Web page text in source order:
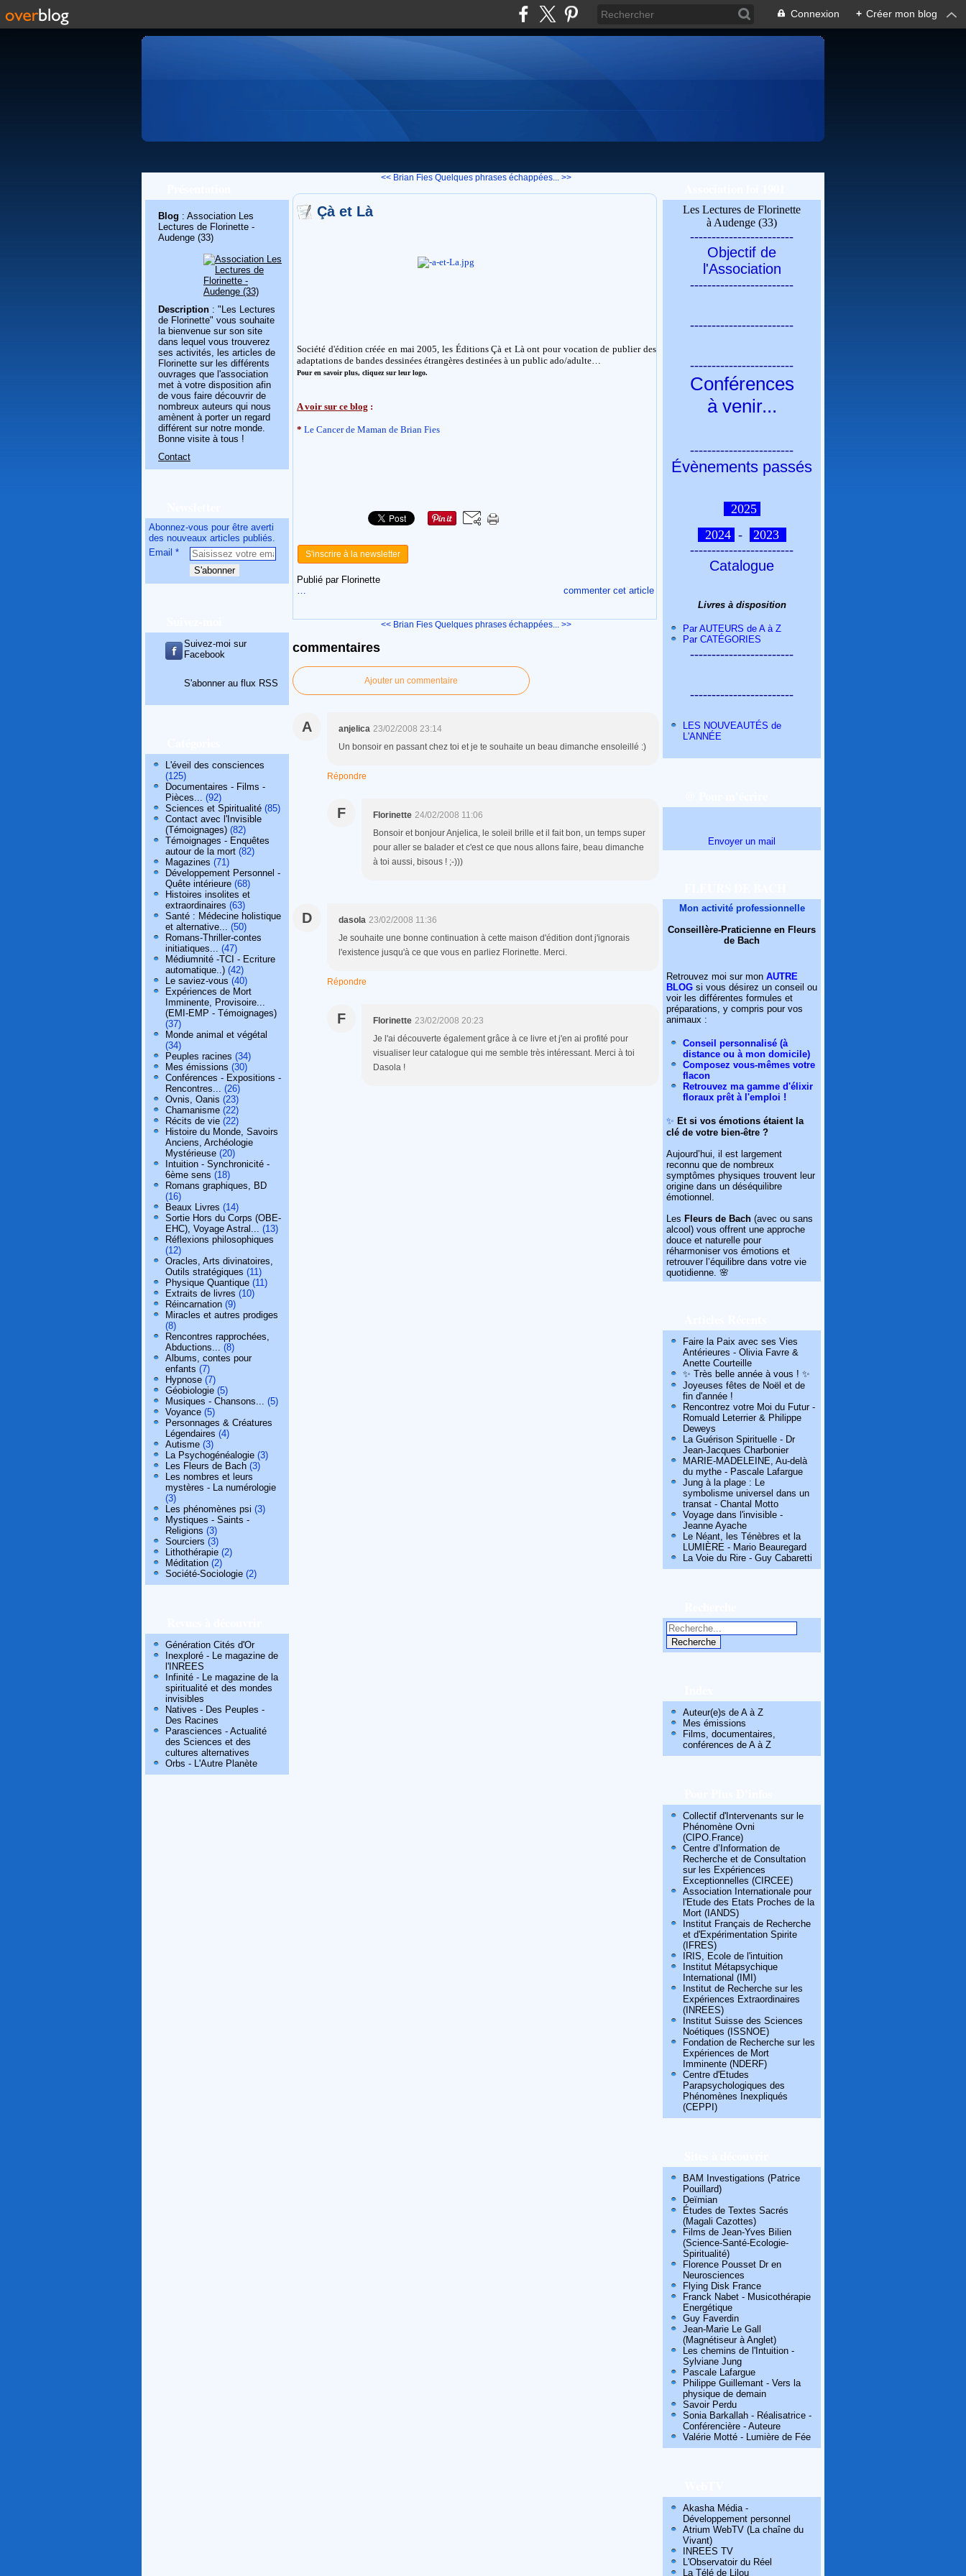
Connexion + Créer mon blog
Blog : Association Les
Lectures de Florinette -
Audenge (33)
Description : "Les Lectures
de Florinette" vous souhaite
la bienvenue sur son site
dans lequel vous trouverez
ses activités, les articles de
Florinette sur les différents
ouvrages que l'association
met à votre disposition afin
de vous faire découvrir de
nombreux auteurs qui nous
amènent à porter un regard
différent sur notre monde.
Bonne visite à tous !
Contact
Abonnez-vous pour être averti
des nouveaux articles publiés.
Email
Suivez-moi sur
Facebook
S'abonner au flux RSS
L'éveil des consciences
(125)
Documentaires - Films -
Pièces... (92)
Sciences et Spiritualité (85)
Contact avec l'Invisible
(Témoignages) (82)
Témoignages - Enquêtes
autour de la mort (82)
Magazines (71)
Développement Personnel -
Quête intérieure (68)
Histoires insolites et
extraordinaires (63)
Santé : Médecine holistique
et alternative... (50)
Romans-Thriller-contes
initiatiques... (47)
Médiumnité -TCI - Ecriture
automatique..) (42)
Le saviez-vous (40)
Expériences de Mort
Imminente, Provisoire...
(EMI-EMP - Témoignages)
(37)
Monde animal et végétal
(34)
Peuples racines (34)
Mes émissions (30)
Conférences - Expositions -
Rencontres... (26)
Ovnis, Oanis (23)
Chamanisme (22)
Récits de vie (22)
Histoire du Monde, Savoirs
Anciens, Archéologie
Mystérieuse (20)
Intuition - Synchronicité -
6ème sens (18)
Romans graphiques, BD
(16)
Beaux Livres (14)
Sortie Hors du Corps (OBE-
EHC), Voyage Astral... (13)
Réflexions philosophiques
(12)
Oracles, Arts divinatoires,
Outils stratégiques (11)
Physique Quantique (11)
Extraits de livres (10)
Réincarnation (9)
Miracles et autres prodiges
(8)
Rencontres rapprochées,
Abductions... (8)
Albums, contes pour
enfants (7)
Hypnose (7)
Géobiologie (5)
Musiques - Chansons... (5)
Voyance (5)
Personnages & Créatures
Légendaires (4)
Autisme (3)
La Psychogénéalogie (3)
Les Fleurs de Bach (3)
Les nombres et leurs
mystères - La numérologie
(3)
Les phénomènes psi (3)
Mystiques - Saints -
Religions (3)
Sourciers (3)
Lithothérapie (2)
Méditation (2)
Société-Sociologie (2)
Génération Cités d'Or
Inexploré - Le magazine de
l'INREES
Infinité - Le magazine de la
spiritualité et des mondes
invisibles
Natives - Des Peuples -
Des Racines
Parasciences - Actualité
des Sciences et des
cultures alternatives
Orbs - L'Autre Planète
<< Brian Fies Quelques phrases échappées... >>
Çà et Là
Société d'édition créée en mai 2005, les Éditions Çà et Là ont pour vocation de publier des
adaptations de bandes dessinées étrangères destinées à un public ado/adulte…
Pour en savoir plus, cliquez sur leur logo.
A voir sur ce blog :
* Le Cancer de Maman de Brian Fies
S'inscrire à la newsletter
Publié par Florinette
commenter cet article
…
<< Brian Fies Quelques phrases échappées... >>
commentaires
Ajouter un commentaire
A anjelica 23/02/2008 23:14
Un bonsoir en passant chez toi et je te souhaite un beau dimanche ensoleillé :)
Répondre
F Florinette 24/02/2008 11:06
Bonsoir et bonjour Anjelica, le soleil brille et il fait bon, un temps super
pour aller se balader et c'est ce que nous allons faire, beau dimanche
à toi aussi, bisous ! ;-)))
D dasola 23/02/2008 11:36
Je souhaite une bonne continuation à cette maison d'édition dont j'ignorais
l'existence jusqu'à ce que vous en parliez Florinette. Merci.
Répondre
F Florinette 23/02/2008 20:23
Je l'ai découverte également grâce à ce livre et j'en ai profité pour
visualiser leur catalogue qui me semble très intéressant. Merci à toi
Dasola !
Les Lectures de Florinette
à Audenge (33)
------------------------
Objectif de
l'Association
------------------------
------------------------
------------------------
Conférences
à venir...
------------------------
Évènements passés
2025
2024 -
2023
------------------------
Catalogue
Livres à disposition
Par AUTEURS de A à Z
Par CATÉGORIES
------------------------
------------------------
LES NOUVEAUTÉS de
L'ANNÉE
Envoyer un mail
Mon activité professionnelle
Conseillère-Praticienne en Fleurs
de Bach
Retrouvez moi sur mon AUTRE
BLOG si vous désirez un conseil ou
voir les différentes formules et
préparations, y compris pour vos
animaux :
Conseil personnalisé (à
distance ou à mon domicile)
Composez vous-mêmes votre
flacon
Retrouvez ma gamme d'élixir
floraux prêt à l'emploi !
✨ Et si vos émotions étaient la
clé de votre bien-être ?
Aujourd’hui, il est largement
reconnu que de nombreux
symptômes physiques trouvent leur
origine dans un déséquilibre
émotionnel.
Les Fleurs de Bach (avec ou sans
alcool) vous offrent une approche
douce et naturelle pour
réharmoniser vos émotions et
retrouver l’équilibre dans votre vie
quotidienne. 🌸
Faire la Paix avec ses Vies
Antérieures - Olivia Favre &
Anette Courteille
✨ Très belle année à vous ! ✨
Joyeuses fêtes de Noël et de
fin d'année !
Rencontrez votre Moi du Futur -
Romuald Leterrier & Philippe
Deweys
La Guérison Spirituelle - Dr
Jean-Jacques Charbonier
MARIE-MADELEINE, Au-delà
du mythe - Pascale Lafargue
Jung à la plage : Le
symbolisme universel dans un
transat - Chantal Motto
Voyage dans l'invisible -
Jeanne Ayache
Le Néant, les Ténèbres et la
LUMIÈRE - Mario Beauregard
La Voie du Rire - Guy Cabaretti
Auteur(e)s de A à Z
Mes émissions
Films, documentaires,
conférences de A à Z
Collectif d'Intervenants sur le
Phénomène Ovni
(CIPO.France)
Centre d’Information de
Recherche et de Consultation
sur les Expériences
Exceptionnelles (CIRCEE)
Association Internationale pour
l'Etude des Etats Proches de la
Mort (IANDS)
Institut Français de Recherche
et d'Expérimentation Spirite
(IFRES)
IRIS, Ecole de l'intuition
Institut Métapsychique
International (IMI)
Institut de Recherche sur les
Expériences Extraordinaires
(INREES)
Institut Suisse des Sciences
Noétiques (ISSNOE)
Fondation de Recherche sur les
Expériences de Mort
Imminente (NDERF)
Centre d'Etudes
Parapsychologiques des
Phénomènes Inexpliqués
(CEPPI)
BAM Investigations (Patrice
Pouillard)
Deïmian
Études de Textes Sacrés
(Magali Cazottes)
Films de Jean-Yves Bilien
(Science-Santé-Ecologie-
Spiritualité)
Florence Pousset Dr en
Neurosciences
Flying Disk France
Franck Nabet - Musicothérapie
Energétique
Guy Faverdin
Jean-Marie Le Gall
(Magnétiseur à Anglet)
Les chemins de l'Intuition -
Sylviane Jung
Pascale Lafargue
Philippe Guillemant - Vers la
physique de demain
Savoir Perdu
Sonia Barkallah - Réalisatrice -
Conférencière - Auteure
Valérie Motté - Lumière de Fée
Akasha Média -
Développement personnel
Atrium WebTV (La chaîne du
Vivant)
INREES TV
L'Observatoir du Réel
La Télé de Lilou